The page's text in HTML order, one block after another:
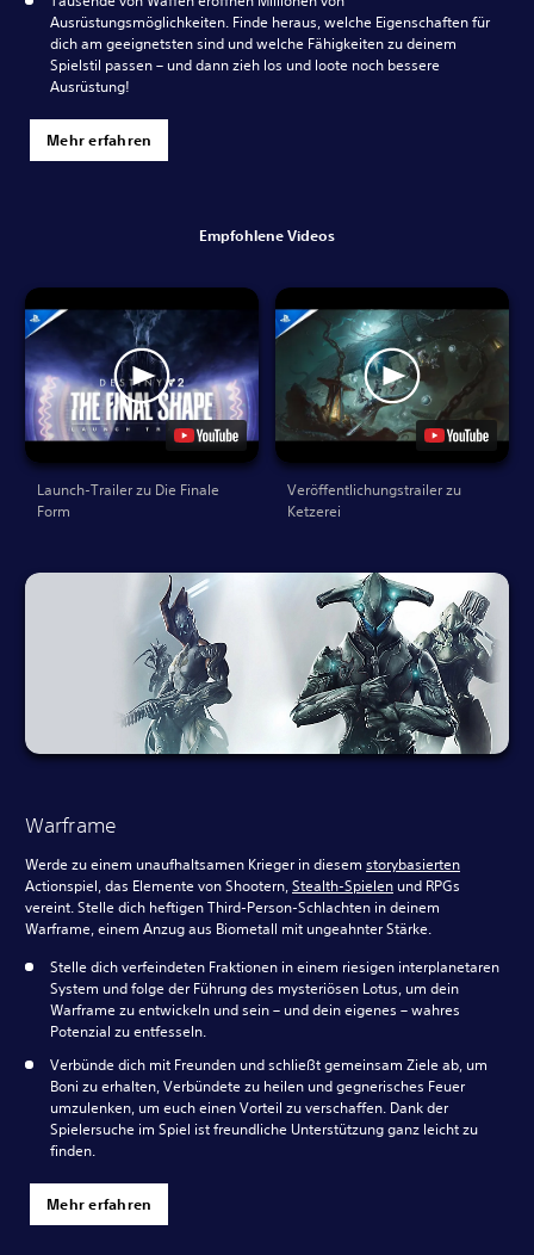
Ausrüstungsmöglichkeiten. Finde heraus, welche Eigenschaften für
dich am geeignetsten sind und welche Fähigkeiten zu deinem
Spielstil passen – und dann zieh los und loote noch bessere
Ausrüstung!
Mehr erfahren
Empfohlene Videos
Launch-Trailer zu Die Finale
Form
Veröffentlichungstrailer zu
Ketzerei
Warframe
Werde zu einem unaufhaltsamen Krieger in diesem storybasierten
Actionspiel, das Elemente von Shootern,Stealth-Spielen und RPGs
vereint. Stelle dich heftigen Third-Person-Schlachten in deinem
Warframe, einem Anzug aus Biometall mit ungeahnter Stärke.
Stelle dich verfeindeten Fraktionen in einem riesigen interplanetaren
System und folge der Führung des mysteriösen Lotus, um dein
Warframe zu entwickeln und sein – und dein eigenes – wahres
Potenzial zu entfesseln.
Verbünde dich mit Freunden und schließt gemeinsam Ziele ab, um
Boni zu erhalten, Verbündete zu heilen und gegnerisches Feuer
umzulenken, um euch einen Vorteil zu verschaffen. Dank der
Spielersuche im Spiel ist freundliche Unterstützung ganz leicht zu
finden.
Mehr erfahren